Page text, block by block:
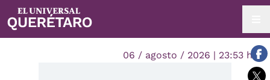
06 / agosto / 2026 | 23:53 hrs.